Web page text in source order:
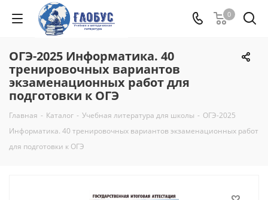
0
ОГЭ-2025 Информатика. 40
тренировочных вариантов
экзаменационных работ для
подготовки к ОГЭ
Главная - Каталог - Учебная литература для школы - ОГЭ-2025
Информатика. 40 тренировочных вариантов экзаменационных работ
для подготовки к ОГЭ